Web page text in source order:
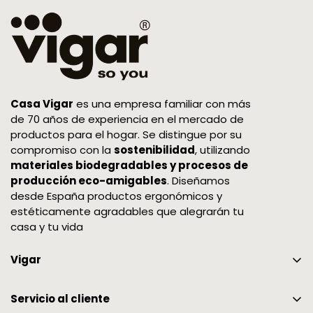
¿Cómo sabré que la devolución de mi pedido
ha concluido?
Una vez que recibamos los artículos y
comprobemos su estado, procederemos a
realizar el abono por el importe total a tu
tarjeta de crédito. El tiempo que tarda el abono
en reflejarse dependerá de las condiciones de
tu banco, puede tardar hasta unos 10 días.
Te enviaremos un correo electrónico de
confirmación una vez realizado el abono. Nos
encantaría que te quedaras con tu pedido,
asegurarnos de que al menos tengas una
Casa Vigar es una empresa familiar con más
de 70 años de experiencia en el mercado de
productos para el hogar. Se distingue por su
compromiso con la sostenibilidad, utilizando
materiales biodegradables y procesos de
producción eco-amigables. Diseñamos
desde España productos ergonómicos y
estéticamente agradables que alegrarán tu
casa y tu vida
Vigar
Servicio al cliente